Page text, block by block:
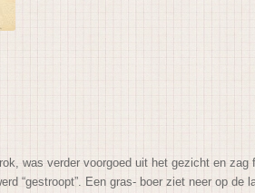
was verder voorgoed uit het gezicht en
“gestroopt”. Een gras- boer ziet neer op de